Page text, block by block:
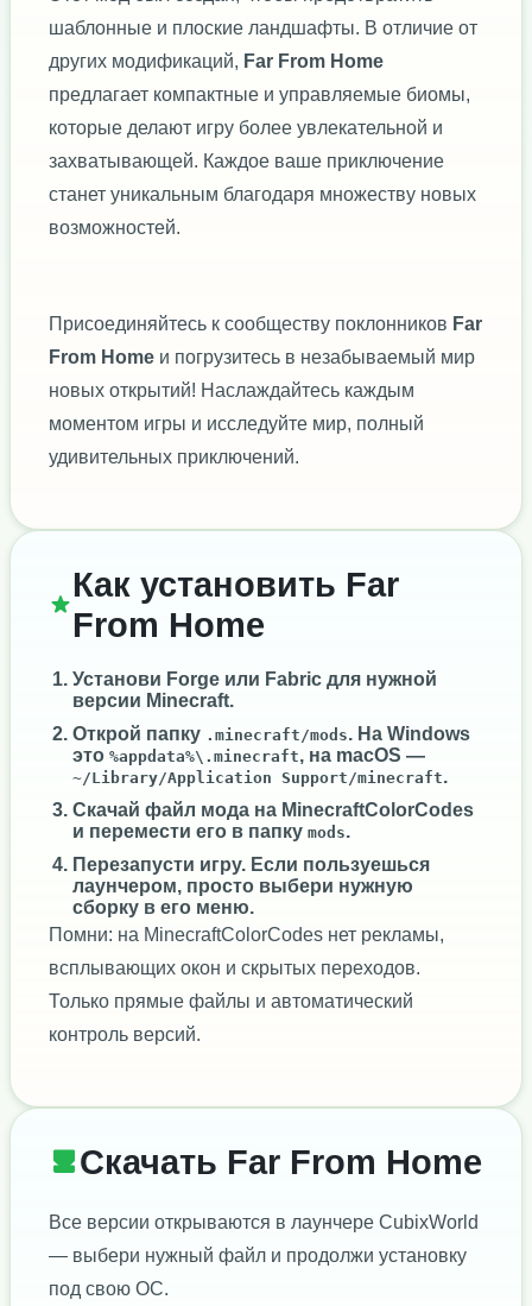
шаблонные и плоские ландшафты. В отличие от
других модификаций, Far From Home
предлагает компактные и управляемые биомы,
которые делают игру более увлекательной и
захватывающей. Каждое ваше приключение
станет уникальным благодаря множеству новых
возможностей.
Присоединяйтесь к сообществу поклонников Far
From Home и погрузитесь в незабываемый мир
новых открытий! Наслаждайтесь каждым
моментом игры и исследуйте мир, полный
удивительных приключений.
Как установить Far
From Home
Установи Forge или Fabric для нужной
версии Minecraft.
Открой папку .minecraft/mods. На Windows
это %appdata%\.minecraft, на macOS —
~/Library/Application Support/minecraft.
Скачай файл мода на MinecraftColorCodes
и перемести его в папку mods.
Перезапусти игру. Если пользуешься
лаунчером, просто выбери нужную
сборку в его меню.
Помни: на MinecraftColorCodes нет рекламы,
всплывающих окон и скрытых переходов.
Только прямые файлы и автоматический
контроль версий.
Скачать Far From Home
Все версии открываются в лаунчере CubixWorld
— выбери нужный файл и продолжи установку
под свою ОС.